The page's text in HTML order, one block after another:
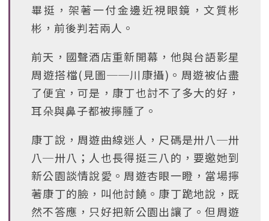
畢挺，架著一付金邊近視眼鏡，文質彬
彬，前後判若兩人。
前天，國聲酒店重新開幕，他與台語影星
周遊搭檔(見圖──川康攝)。周遊被佔盡
了便宜，可是，康丁也討不了多大的好，
耳朵與鼻子都被擰腫了。
康丁說，周遊曲線迷人，尺碼是卅八─卅
八─卅八；人也長得挺三八的，要邀她到
新公園談情說愛。周遊杏眼一瞪，當場擰
著康丁的臉，叫他討饒。康丁跪地說，既
然不答應，只好把新公園出讓了。但周遊